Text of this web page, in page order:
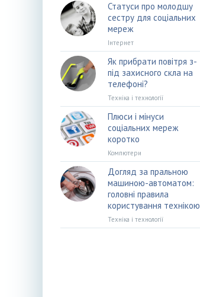
Статуси про молодшу
сестру для соціальних
мереж
Інтернет
Як прибрати повітря з-
під захисного скла на
телефоні?
Техніка і технології
Плюси і мінуси
соціальних мереж
коротко
Компютери
Догляд за пральною
машиною-автоматом:
головні правила
користування технікою
Техніка і технології